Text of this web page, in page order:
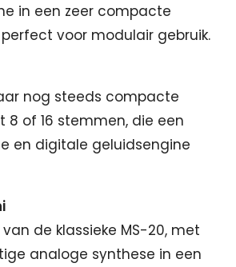
in een zeer compacte
voor modulair gebruik.
nog steeds compacte
8 of 16 stemmen, die een
en digitale geluidsengine
de klassieke MS-20, met
analoge synthese in een